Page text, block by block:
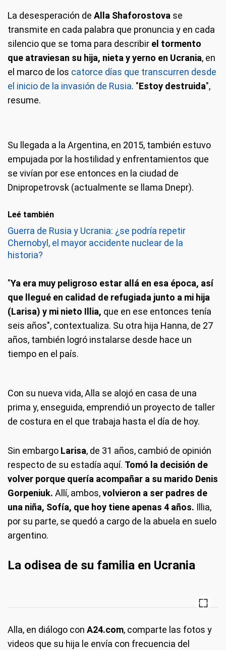
La desesperación de Alla Shaforostova se
transmite en cada palabra que pronuncia y en cada
silencio que se toma para describir el tormento
que atraviesan su hija, nieta y yerno en Ucrania, en
el marco de los catorce días que transcurren desde
el inicio de la invasión de Rusia. "Estoy destruida",
resume.
Su llegada a la Argentina, en 2015, también estuvo
empujada por la hostilidad y enfrentamientos que
se vivían por ese entonces en la ciudad de
Dnipropetrovsk (actualmente se llama Dnepr).
Leé también
Guerra de Rusia y Ucrania: ¿se podría repetir
Chernobyl, el mayor accidente nuclear de la
historia?
"Ya era muy peligroso estar allá en esa época, así
que llegué en calidad de refugiada junto a mi hija
(Larisa) y mi nieto Illia, que en ese entonces tenía
seis años", contextualiza. Su otra hija Hanna, de 27
años, también logró instalarse desde hace un
tiempo en el país.
Con su nueva vida, Alla se alojó en casa de una
prima y, enseguida, emprendió un proyecto de taller
de costura en el que trabaja hasta el día de hoy.
Sin embargo Larisa, de 31 años, cambió de opinión
respecto de su estadía aquí. Tomó la decisión de
volver porque quería acompañar a su marido Denis
Gorpeniuk. Allí, ambos,volvieron a ser padres de
una niña, Sofía, que hoy tiene apenas 4 años. Illia,
por su parte, se quedó a cargo de la abuela en suelo
argentino.
La odisea de su familia en Ucrania
Alla, en diálogo con A24.com, comparte las fotos y
videos que su hija le envía con frecuencia del